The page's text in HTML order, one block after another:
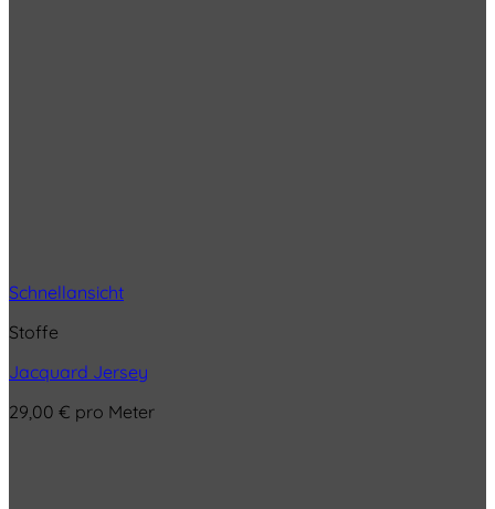
Schnellansicht
Stoffe
Jacquard Jersey
29,00 € pro Meter